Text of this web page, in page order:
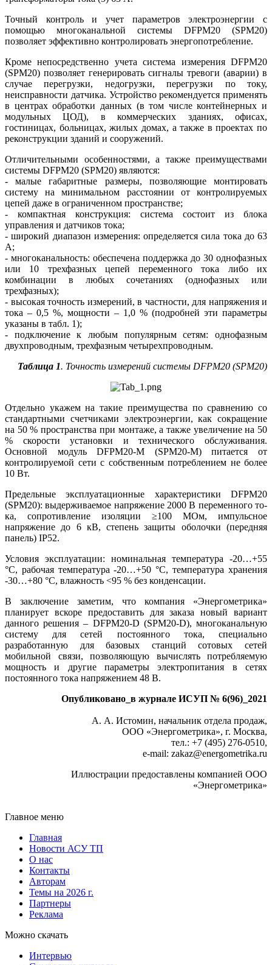
Точный контроль и учет параметров электроэнергии с
помощью многоканальной системы DFPM20 (SPM20)
позволяет эффективно контролировать энергопотребление.
Кроме непосредственно учета система измерения DFPM20
(SPM20) позволяет генерировать сигналы тревоги (аварии) в
случае перегрузки, недогрузки, перегрузки по то­ку,
неисправности датчика. Устройство рекомендуется применять
в центрах обработки данных (в том числе контейнерных и
модульных ЦОД), в коммерческих зданиях, офисах,
гостиницах, больницах, жилых домах, а также в проектах по
реконструкции зданий и сооружений.
Отличительными особенностями, а также преимуществами
системы DFPM20 (SPM20) являются:
- малые габаритные размеры, позволяющие монтировать
систему на минимальном расстоянии от контролируемых
цепей да­же в ограниченном пространстве;
- компактная конструкция: система состоит из блока
управления и датчиков тока;
- широкий диапазон измерения: определяется сила тока до 63
А;
- многоканальность: обеспечена поддержка до 30 однофазных
или 10 трехфазных цепей переменного то­ка ли­бо их
комбинации в любых сочетаниях (однофазных или
трехфазных);
- высокая точность измерений, в частности, для напряжения и
то­ка – 0,5 %, мощности – 1,0 % (подробней эти параметры
указаны в табл. 1);
- подключение к любым популярным сетям: однофазным
двухпроводным, трехфазным четырехпроводным.
Таблица 1. Точность измерений системы DFPM20 (SPM20)
Отдельно укажем на такие преимущества по сравнению со
стандартными счетчиками электроэнергии, как сокращение
на 50 % пространства при монтаже, а также увеличение на 50
% скорости установки и технического обслуживания.
Основной модуль DFPM20-M (SPM20‑M) питается от
контролируемой се­ти с собственным потреблением не более
10 Вт.
Предельные эксплуатационные характеристики DFPM20
(SPM20): выдерживаемое напряжение 2000 В переменного то­
ка, сопротивление изоляции ≥100 МОм, импульсное
напряжение до 6 кВ, степень защиты оболочки (передняя
панель) IP52.
Условия эксплуатации: номинальная температура -20…+55
°C, рабочая температура -20…+50 °C, температура хранения
-30…+80 °C, влажность <95 % без конденсации.
В заключение заметим, что компания «Энергометрика»
планирует вскоре предоставить для заказа новый вариант
данного решения – DFPM20‑D (SPM20‑D), многоканальную
систему для сетей постоянного то­ка, специально
разработанную для базовых станций сотовых сетей
мобильной связи, позволяющую вычислять потребляемую
мощность и другие параметры электропитания в сетях
постоянного то­ка напряжением 48 В.
Опубликовано_в журнале ИСУП № 6(96)_2021
А. А. Истомин, начальник отдела продаж,
ООО «Энергометрика», г. Москва,
тел.: +7 (495) 276-0510,
e-mail: zakaz@energometrika.ru
Иллюстрации предоставлены компанией ООО
«Энергометрика»
Главное меню
Главная
Новости АСУ ТП
О нас
Контакты
Авторам
Темы на 2026 г.
Партнеры
Реклама
Можно скачать
Интервью